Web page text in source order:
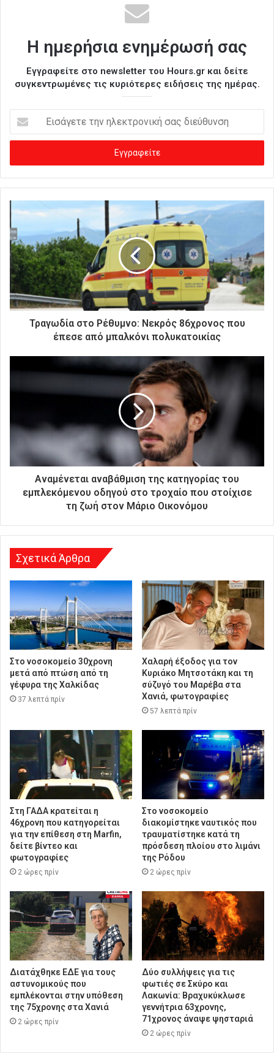
Η ημερήσια ενημέρωσή σας
Εγγραφείτε στο newsletter του Hours.gr και δείτε
συγκεντρωμένες τις κυριότερες ειδήσεις της ημέρας.
σ
γ
ε
η
ν
η
λ
ε
κ
τ
κ
ς
σ
Τραγωδία στο Ρέθυμνο: Νεκρός 86χρονος που
έπεσε από μπαλκόνι πολυκατοικίας
Αναμένεται αναβάθμιση της κατηγορίας του
εμπλεκόμενου οδηγού στο τροχαίο που στοίχισε
τη ζωή στον Μάριο Οικονόμου
Σχετικά Άρθρα
Στο νοσοκομείο 30χρονη
μετά από πτώση από τη
γέφυρα της Χαλκίδας
37 λεπτά πρίν
Χαλαρή έξοδος για τον
Κυριάκο Μητσοτάκη και τη
σύζυγό του Μαρέβα στα
Χανιά, φωτογραφίες
57 λεπτά πρίν
Στη ΓΑΔΑ κρατείται η
46χρονη που κατηγορείται
για την επίθεση στη Marfin,
δείτε βίντεο και
φωτογραφίες
2 ώρες πρίν
Στο νοσοκομείο
διακομίστηκε ναυτικός που
τραυματίστηκε κατά τη
πρόσδεση πλοίου στο λιμάνι
της Ρόδου
2 ώρες πρίν
Διατάχθηκε ΕΔΕ για τους
αστυνομικούς που
εμπλέκονται στην υπόθεση
της 75χρονης στα Χανιά
2 ώρες πρίν
Δύο συλλήψεις για τις
φωτιές σε Σκύρο και
Λακωνία: Βραχυκύκλωσε
γεννήτρια 63χρονης,
71χρονος άναψε ψησταριά
2 ώρες πρίν